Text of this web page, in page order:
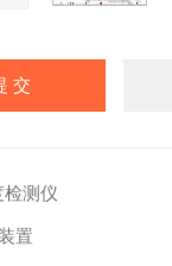
测仪
置